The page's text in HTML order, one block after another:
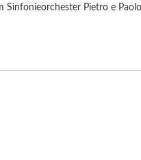
Sinfonieorchester Pietro e